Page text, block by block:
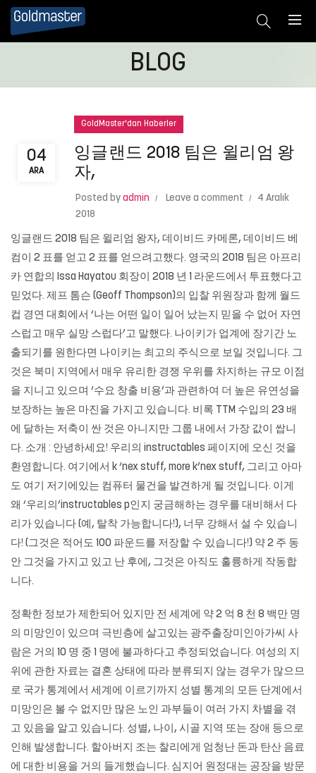
BLOG
04
ARA
GoldMaster'dan Haberler
잉글랜드 2018 팀은 윌리엄 왕
자,
Posted by admin Leave a comment
4 Aralık
2018
잉글랜드 2018 팀은 윌리엄 왕자, 데이비드 카메론, 데이비드 베
컴이 2 표를 얻고 2 표를 얻으려고했다. 영국의 2018 팀은 아프리
카 연합의 Issa Hayatou 회장이 2018 년 1 라운드에서 투표했다고
믿었다. 제프 톰슨 (Geoff Thompson)의 입찰 위원장과 함께 월드
컵 경연 대회에서 ‘나는 어떤 일이 일어 났는지 믿을 수 없어 자연
스럽고 매우 실망 스럽다’고 말했다. 나이키가 업계에 장기간 노
출되기를 원한다면 나이키는 최고의 주식으로 보일 것입니다. 그
것은 북미 지역에서 매우 유리한 경쟁 우위를 차지하는 규모 이점
을 지니고 있으며 ‘수요 창출 비용’과 관련하여 더 높은 유연성을
보장하는 높은 마진을 가지고 있습니다. 비록 TTM 수입의 23 배
에 달하는 저축이 싼 것은 아니지만 그룹 내에서 가장 값이 쌉니
다. 소개 : 안녕하세요! 우리의 instructables 페이지에 오신 것을
환영합니다. 여기에서 k ‘nex stuff, more k’nex stuff, 그리고 아마
도 여기 저기에있는 컴퓨터 물건을 발견하게 될 것입니다. 이게
왜 ‘우리의’instructables p인지 궁금해하는 경우를 대비해서 다
리가 있습니다 (예, 탈착 가능합니다!), 너무 강해서 설 수 있습니
다! (그것은 적어도 100 파운드를 저장할 수 있습니다!) 약 2 주 동
안 그것을 가지고 있고 난 후에, 그것은 아직도 훌륭하게 작동합
니다.
정확한 정보가 제한되어 있지만 전 세계에 약 2 억 8 천 8 백만 명
의 미망인이 있으며 극빈층에 살고있는 광주출장미인아가씨 사
람은 거의 10 명 중 1 명에 불과하다고 추정되었습니다. 여성의 지
위에 관한 자료는 결혼 상태에 따라 분류되지 않는 경우가 많으므
로 국가 통계에서 세계에 이르기까지 성별 통계의 모든 단계에서
미망인은 볼 수 없지만 많은 노인 과부들이 여러 가지 차별을 겪
고 있음을 알고 있습니다. 성별, 나이, 시골 지역 또는 장애 등으로
인해 발생합니다. 할아버지 조는 찰리에게 엄청난 돈과 탄산 음료
에 대한 비용을 거의 들게했습니다. 심지어 원정대는 공장을 방문